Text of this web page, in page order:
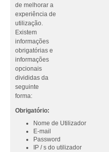
de melhorar a
experiência de
utilização.
Existem
informações
obrigatórias e
informações
opcionais
divididas da
seguinte
forma:
Obrigatório:
Nome de Utilizador
E-mail
Password
IP / s do utilizador